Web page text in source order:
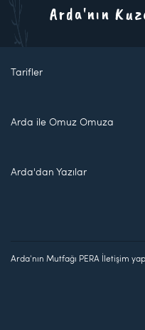
Arda'nın
Tarifler
Arda ile Omuz Omuza
Arda'dan Yazılar
Arda'nın Mutfağı PERA İletişim